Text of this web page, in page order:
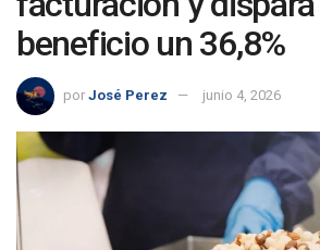
beneficio un 36,8%
por José Perez junio 4, 2026